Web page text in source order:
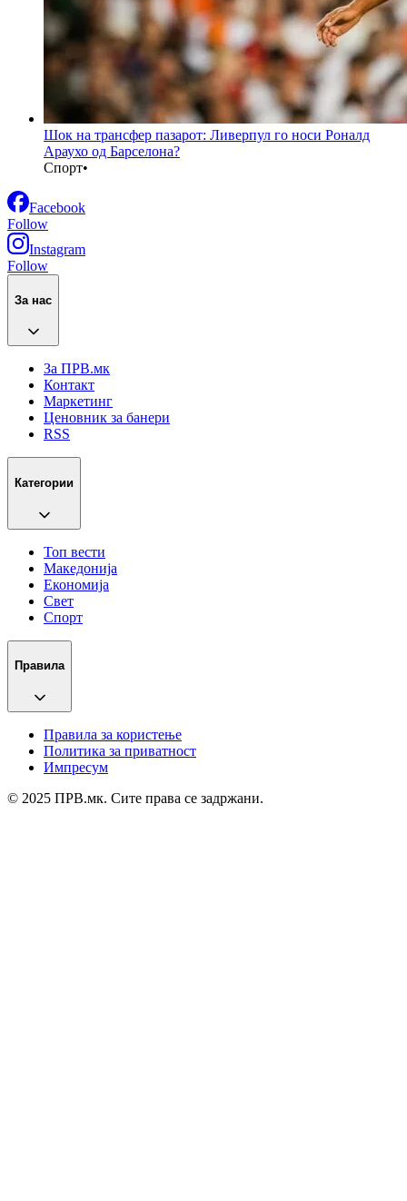
Шок на трансфер пазарот: Ливерпул го носи Роналд
Араухо од Барселона?
Спорт•
Facebook
Follow
Instagram
Follow
За нас
За ПРВ.мк
Контакт
Маркетинг
Ценовник за банери
RSS
Категории
Топ вести
Македонија
Економија
Свет
Спорт
Правила
Правила за користење
Политика за приватност
Импресум
© 2025 ПРВ.мк. Сите права се задржани.